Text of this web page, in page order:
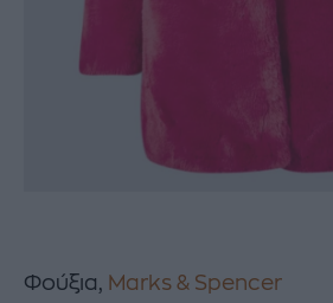
Φούξια, Marks & Spencer